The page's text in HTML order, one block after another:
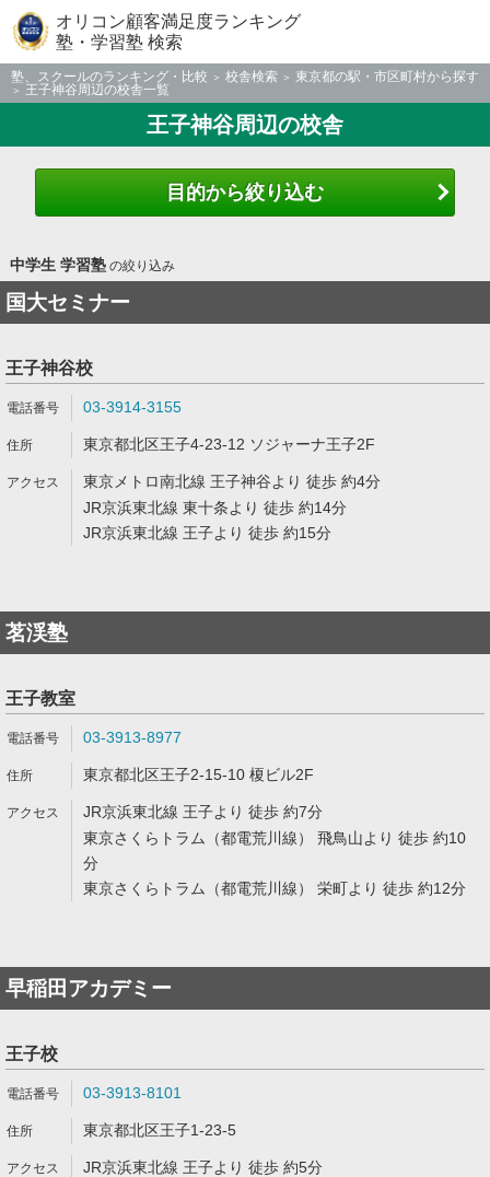
オリコン顧客満足度ランキング
塾・学習塾 検索
塾、スクールのランキング・比較 校舎検索
東京都の駅・市区町村から探す
王子神谷周辺の校舎一覧
王子神谷周辺の校舎
目的から絞り込む
中学生 学習塾の絞り込み
国大セミナー
王子神谷校
03-3914-3155
東京都北区王子4-23-12 ソジャーナ王子2F
東京メトロ南北線 王子神谷より 徒歩 約4分
JR京浜東北線 東十条より 徒歩 約14分
JR京浜東北線 王子より 徒歩 約15分
茗渓塾
王子教室
03-3913-8977
東京都北区王子2-15-10 榎ビル2F
JR京浜東北線 王子より 徒歩 約7分
東京さくらトラム（都電荒川線） 飛鳥山より 徒歩 約10
分
東京さくらトラム（都電荒川線） 栄町より 徒歩 約12分
早稲田アカデミー
王子校
03-3913-8101
東京都北区王子1-23-5
JR京浜東北線 王子より 徒歩 約5分